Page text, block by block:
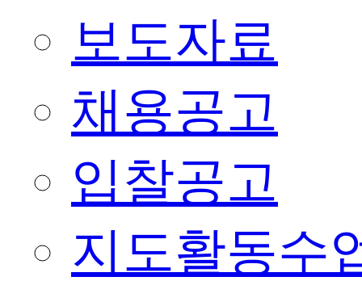
보도자료
채용공고
입찰공고
지도활동수